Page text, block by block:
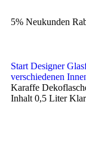
5% Neukunden
Start Designer
verschiedenen
Karaffe
Inhalt 0,5 Liter